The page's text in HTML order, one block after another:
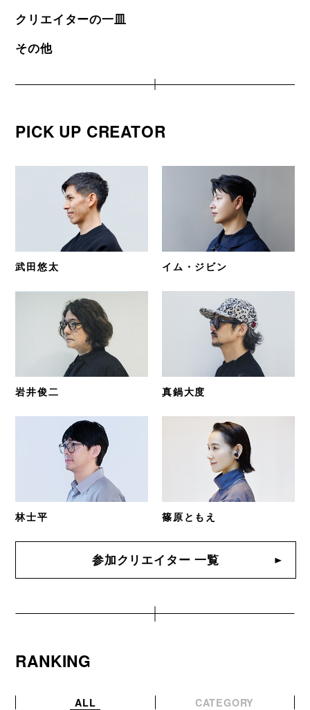
クリエイターの一皿
その他
PICK UP CREATOR
武田悠太 イム・ジビン
岩井俊二 真鍋大度
林士平 篠原ともえ
参加クリエイター 一覧
RANKING
ALL CATEGORY